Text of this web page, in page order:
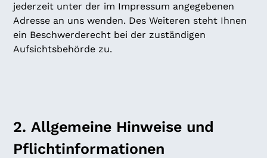
jederzeit unter der im Impressum angegebenen
Adresse an uns wenden. Des Weiteren steht Ihnen
ein Beschwerderecht bei der zuständigen
Aufsichtsbehörde zu.
2. Allgemeine Hinweise und
Pflichtinformationen